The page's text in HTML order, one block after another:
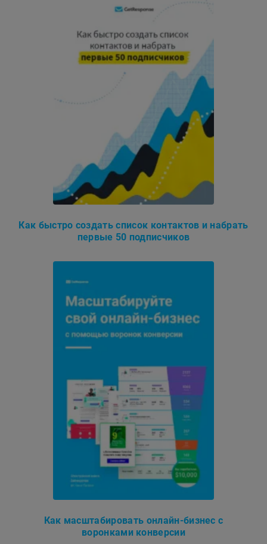
Как быстро создать список контактов и набрать
первые 50 подписчиков
Как масштабировать онлайн-бизнес с
воронками конверсии